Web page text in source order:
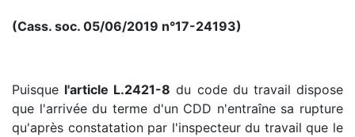
(Cass. soc. 05/06/2019 n°17-24193)
Puisque l'article L.2421-8 du code du travail dispose
que l'arrivée du terme d'un CDD n'entraîne sa rupture
qu'après constatation par l'inspecteur du travail que le